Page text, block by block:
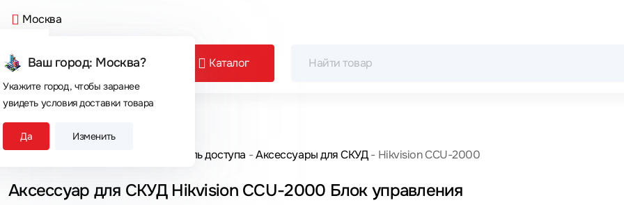
Москва
Ваш город: Москва?
Укажите город, чтобы заранее
увидеть условия доставки товара
Да Изменить
Каталог
Сегодня покупают
Главная Контроль доступа Аксессуары для СКУД Hikvision CCU-2000
Аксессуар для СКУД Hikvision CCU-2000 Блок управления